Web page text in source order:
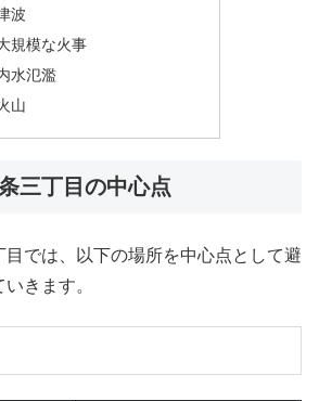
波
規模な火事
水氾濫
山
三丁目の中心点
目では、以下の場所を中心点として避
きます。